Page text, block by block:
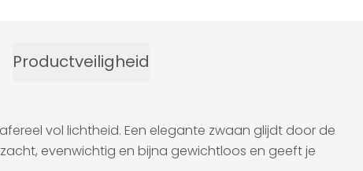
Productveiligheid
vol lichtheid. Een elegante zwaan glijdt door de
evenwichtig en bijna gewichtloos en geeft je